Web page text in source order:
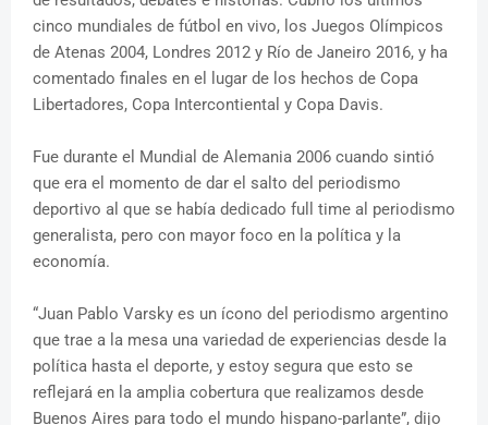
cinco mundiales de fútbol en vivo, los Juegos Olímpicos
de Atenas 2004, Londres 2012 y Río de Janeiro 2016, y ha
comentado finales en el lugar de los hechos de Copa
Libertadores, Copa Intercontiental y Copa Davis.
Fue durante el Mundial de Alemania 2006 cuando sintió
que era el momento de dar el salto del periodismo
deportivo al que se había dedicado full time al periodismo
generalista, pero con mayor foco en la política y la
economía.
“Juan Pablo Varsky es un ícono del periodismo argentino
que trae a la mesa una variedad de experiencias desde la
política hasta el deporte, y estoy segura que esto se
reflejará en la amplia cobertura que realizamos desde
Buenos Aires para todo el mundo hispano-parlante”, dijo